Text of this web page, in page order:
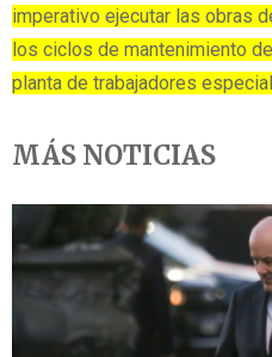
imperativo ejecutar las obras
los ciclos de mantenimiento
planta de trabajadores
MÁS NOTICIAS